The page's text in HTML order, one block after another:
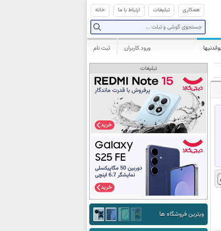
خانه ارتباط با ما تبلیغات همکاری
ثبت نام ورود کاربران
تبلیغات
ویترین فروشگاه ها